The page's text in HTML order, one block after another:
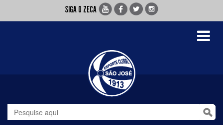
SIGA O ZECA
Toggle